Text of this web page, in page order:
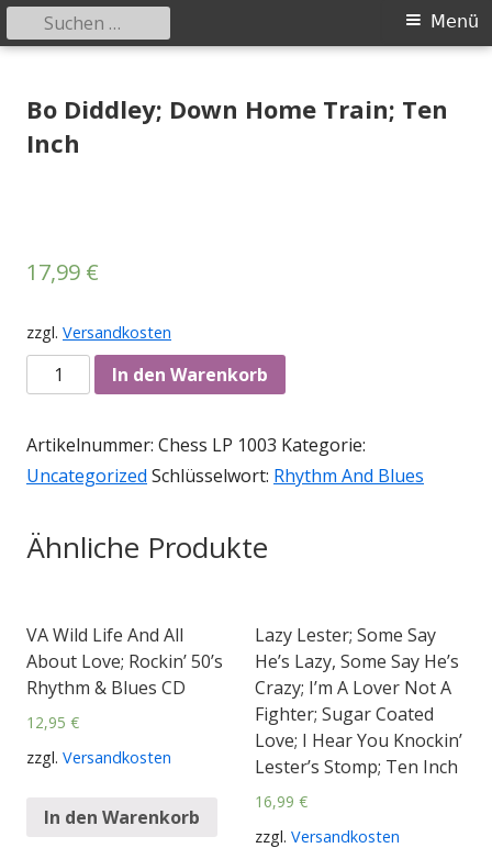
zum
Primäres
Menü
Suchen
nach:
Bo Diddley; Down Home Train; Ten
Inch
17,99 €
zzgl. Versandkosten
Anzahl In den Warenkorb
Artikelnummer: Chess LP 1003 Kategorie:
Uncategorized Schlüsselwort: Rhythm And Blues
Ähnliche Produkte
VA Wild Life And All
About Love; Rockin’ 50’s
Rhythm & Blues CD
12,95 €
zzgl. Versandkosten
In den Warenkorb
Lazy Lester; Some Say
He’s Lazy, Some Say He’s
Crazy; I’m A Lover Not A
Fighter; Sugar Coated
Love; I Hear You Knockin’
Lester’s Stomp; Ten Inch
16,99 €
zzgl. Versandkosten